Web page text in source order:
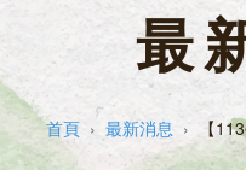
最
首頁 最新消息 【